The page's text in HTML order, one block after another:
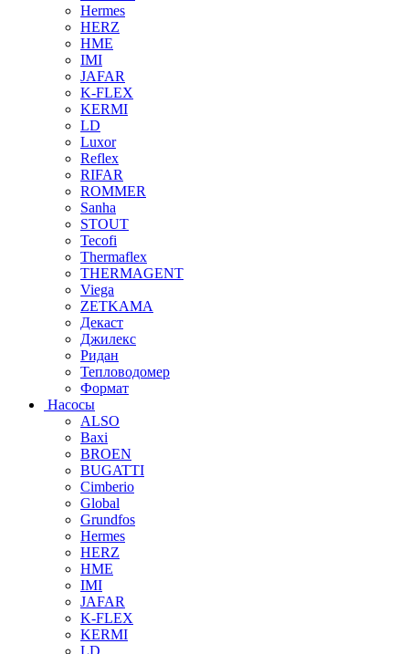
Hermes
HERZ
HME
IMI
JAFAR
K-FLEX
KERMI
LD
Luxor
Reflex
RIFAR
ROMMER
Sanha
STOUT
Tecofi
Thermaflex
THERMAGENT
Viega
ZETKAMA
Декаст
Джилекс
Ридан
Тепловодомер
Формат
Насосы
ALSO
Baxi
BROEN
BUGATTI
Cimberio
Global
Grundfos
Hermes
HERZ
HME
IMI
JAFAR
K-FLEX
KERMI
LD